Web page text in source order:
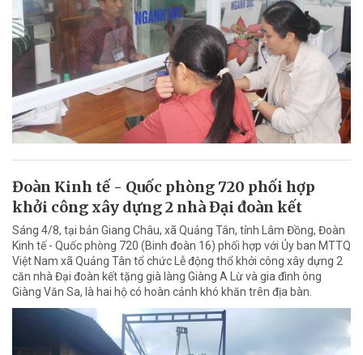
Đoàn Kinh tế - Quốc phòng 720 phối hợp
khởi công xây dựng 2 nhà Đại đoàn kết
Sáng 4/8, tại bản Giang Châu, xã Quảng Tân, tỉnh Lâm Đồng, Đoàn
Kinh tế - Quốc phòng 720 (Binh đoàn 16) phối hợp với Ủy ban MTTQ
Việt Nam xã Quảng Tân tổ chức Lễ động thổ khởi công xây dựng 2
căn nhà Đại đoàn kết tặng già làng Giàng A Lừ và gia đình ông
Giàng Văn Sa, là hai hộ có hoàn cảnh khó khăn trên địa bàn.